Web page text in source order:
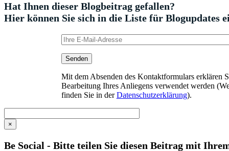
Hat Ihnen dieser Blogbeitrag gefallen?
Hier können Sie sich in die Liste für Blogupdates
Mit dem Absenden des Kontaktformulars erklären
Bearbeitung Ihres Anliegens verwendet werden
finden Sie in derDatenschutzerklärung).
×
Be Social - Bitte teilen Sie diesen Beitrag mit